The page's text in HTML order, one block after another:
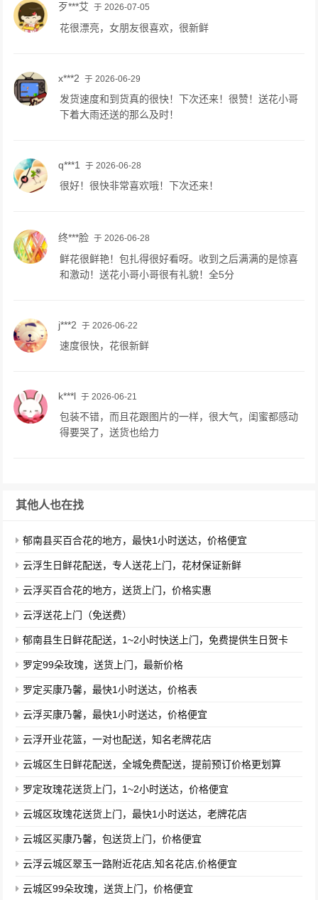
歹***艾 于 2026-07-05
花很漂亮，女朋友很喜欢，很新鲜
x***2 于 2026-06-29
发货速度和到货真的很快！下次还来！很赞！送花小哥
下着大雨还送的那么及时！
q***1 于 2026-06-28
很好！很快非常喜欢哦！下次还来！
终***脸 于 2026-06-28
鲜花很鲜艳！包扎得很好看呀。收到之后满满的是惊喜
和激动！送花小哥小哥很有礼貌！全5分
j***2 于 2026-06-22
速度很快，花很新鲜
k***l 于 2026-06-21
包装不错，而且花跟图片的一样，很大气，闺蜜都感动
得要哭了，送货也给力
其他人也在找
郁南县买百合花的地方，最快1小时送达，价格便宜
云浮生日鲜花配送，专人送花上门，花材保证新鲜
云浮买百合花的地方，送货上门，价格实惠
云浮送花上门（免送费）
郁南县生日鲜花配送，1~2小时快送上门，免费提供生日贺卡
罗定99朵玫瑰，送货上门，最新价格
罗定买康乃馨，最快1小时送达，价格表
云浮买康乃馨，最快1小时送达，价格便宜
云浮开业花篮，一对也配送，知名老牌花店
云城区生日鲜花配送，全城免费配送，提前预订价格更划算
罗定玫瑰花送货上门，1~2小时送达，价格便宜
云城区玫瑰花送货上门，最快1小时送达，老牌花店
云城区买康乃馨，包送货上门，价格便宜
云浮云城区翠玉一路附近花店,知名花店,价格便宜
云城区99朵玫瑰，送货上门，价格便宜